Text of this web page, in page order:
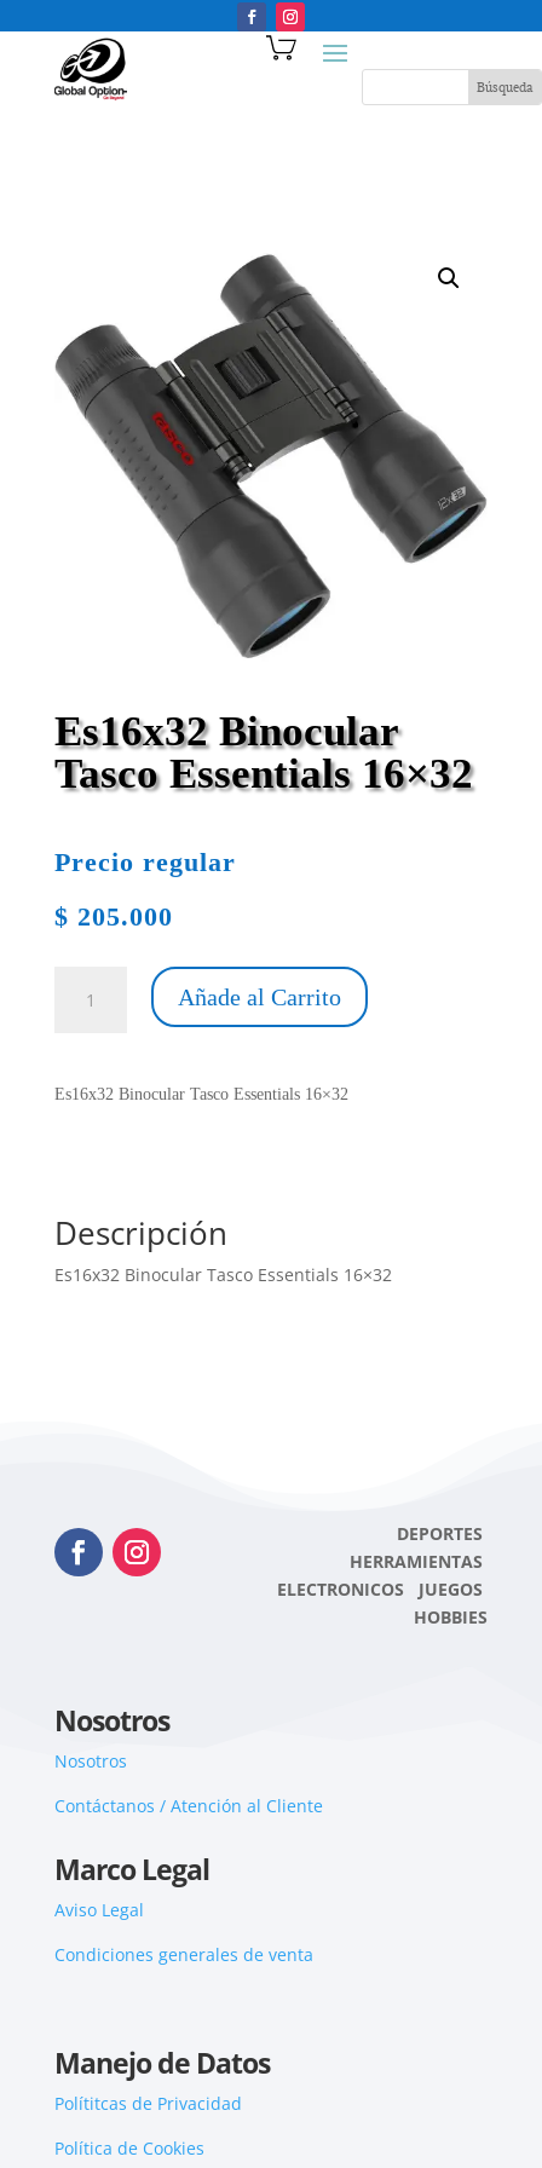
Es16x32 Binocular
Tasco Essentials 16×32
Precio regular
$ 205.000
Binocular
16x32
Añade al Carrito
Es16x32 Binocular Tasco Essentials 16×32
Descripción
Es16x32 Binocular Tasco Essentials 16×32
DEPORTES
HERRAMIENTAS
ELECTRONICOS JUEGOS
HOBBIES
Nosotros
Nosotros
Contáctanos / Atención al Cliente
Marco Legal
Aviso Legal
Condiciones generales de venta
Manejo de Datos
Polítitcas de Privacidad
Política de Cookies